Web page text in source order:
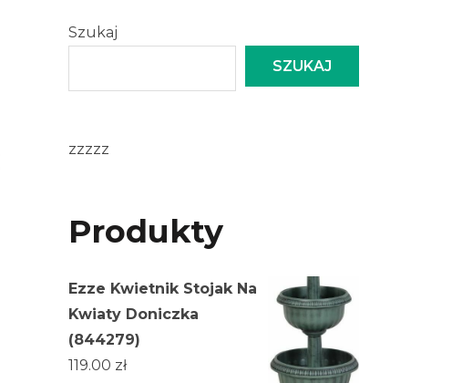
Szukaj
SZUKAJ
zzzzz
Produkty
Ezze Kwietnik Stojak Na
Kwiaty Doniczka
(844279)
119.00 zł